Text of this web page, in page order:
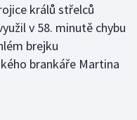
králů střelců
v 58. minutě chybu
brejku
brankáře Martina